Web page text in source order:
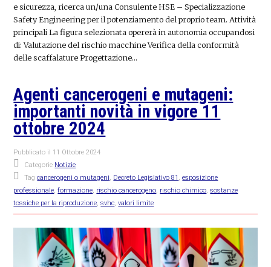
e sicurezza, ricerca un/una Consulente HSE – Specializzazione
Safety Engineering per il potenziamento del proprio team. Attività
principali La figura selezionata opererà in autonomia occupandosi
di: Valutazione del rischio macchine Verifica della conformità
delle scaffalature Progettazione…
Agenti cancerogeni e mutageni:
importanti novità in vigore 11
ottobre 2024
Pubblicato il 11 Ottobre 2024
Categorie Notizie
Tagcancerogeni o mutageni, Decreto Legislativo 81 ,esposizione
professionale,formazione, rischio cancerogeno, rischio chimico,sostanze
tossiche per la riproduzione,svhc,valori limite